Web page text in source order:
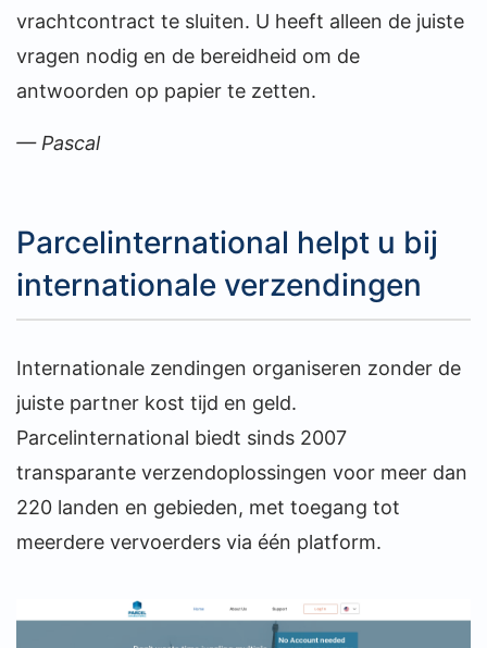
vrachtcontract te sluiten. U heeft alleen de juiste
vragen nodig en de bereidheid om de
antwoorden op papier te zetten.
— Pascal
Parcelinternational helpt u bij
internationale verzendingen
Internationale zendingen organiseren zonder de
juiste partner kost tijd en geld.
Parcelinternational biedt sinds 2007
transparante verzendoplossingen voor meer dan
220 landen en gebieden, met toegang tot
meerdere vervoerders via één platform.